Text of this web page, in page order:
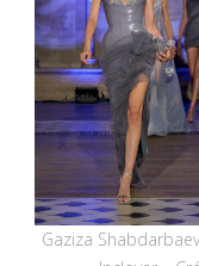
Gaziza